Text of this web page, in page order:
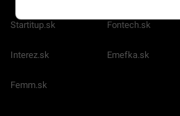
Startitup.sk Fontech.sk
Interez.sk Emefka.sk
Femm.sk